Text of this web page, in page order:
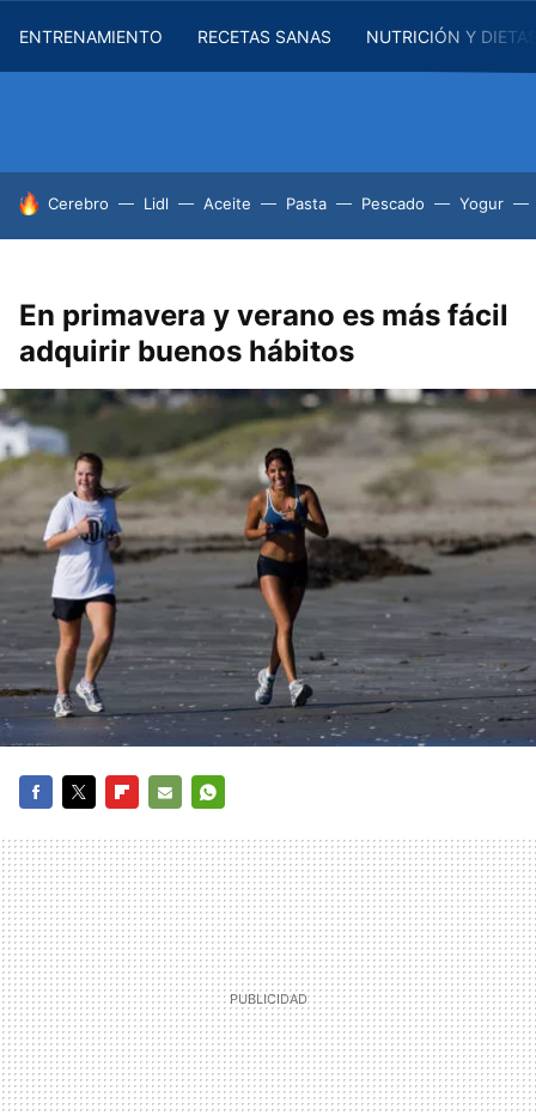
ENTRENAMIENTO RECETAS SANAS NUTRICIÓN Y
HOY SE HABLA DE
Cerebro Lidl Aceite Pasta Pescado Yogur
En primavera y verano es más fácil
adquirir buenos hábitos
MAIL